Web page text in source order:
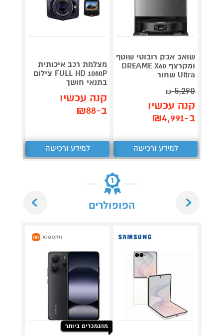
שואב אבק רובוטי שוטף
ומקרצף DREAME X60
Ultra שחור
5,290
₪
קנה עכשיו
ב-₪4,991
למידע ורכישה
מצלמת רכב איכותית
FULL HD 1080P צילום
בתנאי חושך
קנה עכשיו
ב-₪88
למידע ורכישה
הפופולרים
מהנמכרים ביותר